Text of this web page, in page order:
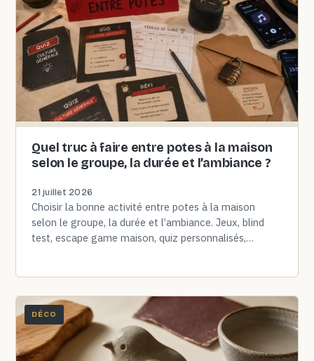
Quel truc à faire entre potes à la maison
selon le groupe, la durée et l’ambiance ?
21 juillet 2026
Choisir la bonne activité entre potes à la maison
selon le groupe, la durée et l’ambiance. Jeux, blind
test, escape game maison, quiz personnalisés,
DÉCO